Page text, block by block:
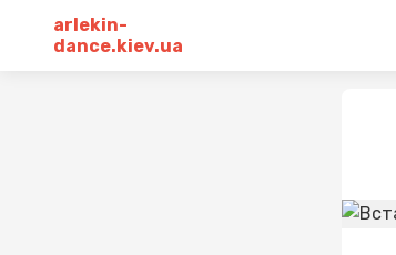
arlekin-
dance.kiev.ua